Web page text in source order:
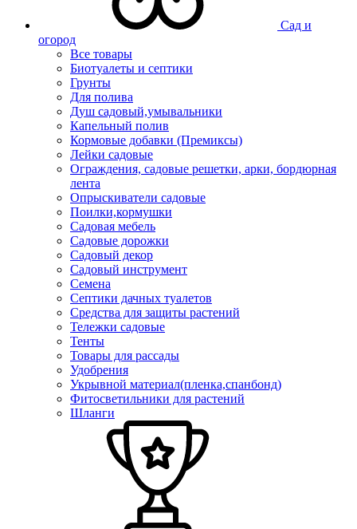
Сад и
огород
Все товары
Биотуалеты и септики
Грунты
Для полива
Душ садовый,умывальники
Капельный полив
Кормовые добавки (Премиксы)
Лейки садовые
Ограждения, садовые решетки, арки, бордюрная
лента
Опрыскиватели садовые
Поилки,кормушки
Садовая мебель
Садовые дорожки
Садовый декор
Садовый инструмент
Семена
Септики дачных туалетов
Средства для защиты растений
Тележки садовые
Тенты
Товары для рассады
Удобрения
Укрывной материал(пленка,спанбонд)
Фитосветильники для растений
Шланги